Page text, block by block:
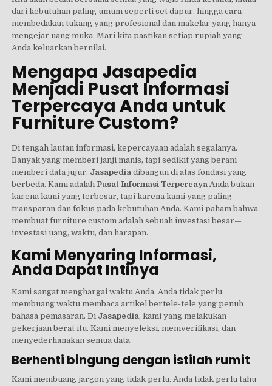
dari kebutuhan paling umum seperti set dapur, hingga cara
membedakan tukang yang profesional dan makelar yang hanya
mengejar uang muka. Mari kita pastikan setiap rupiah yang
Anda keluarkan bernilai.
Mengapa Jasapedia
Menjadi Pusat Informasi
Terpercaya Anda untuk
Furniture Custom?
Di tengah lautan informasi, kepercayaan adalah segalanya.
Banyak yang memberi janji manis, tapi sedikit yang berani
memberi data jujur. Jasapedia dibangun di atas fondasi yang
berbeda. Kami adalah Pusat Informasi Terpercaya Anda bukan
karena kami yang terbesar, tapi karena kami yang paling
transparan dan fokus pada kebutuhan Anda. Kami paham bahwa
membuat furniture custom adalah sebuah investasi besar—
investasi uang, waktu, dan harapan.
Kami Menyaring Informasi,
Anda Dapat Intinya
Kami sangat menghargai waktu Anda. Anda tidak perlu
membuang waktu membaca artikel bertele-tele yang penuh
bahasa pemasaran. Di Jasapedia, kami yang melakukan
pekerjaan berat itu. Kami menyeleksi, memverifikasi, dan
menyederhanakan semua data.
Berhenti bingung dengan istilah rumit
Kami membuang jargon yang tidak perlu. Anda tidak perlu tahu